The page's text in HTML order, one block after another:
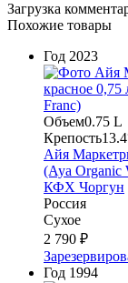
Загрузка
Похожие товары
Год 2023
Объем0.75 L
Крепость
Айя
(Aya Organic
КФХ Чоргун
Россия
Сухое
2 790 ₽
Год 1994